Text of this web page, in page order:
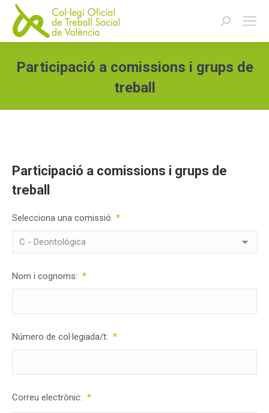
Buscar:
Participació a comissions i grups de
treball
Participació a comissions i grups de
treball
Selecciona una comissió *
Nom i cognoms: *
Número de col·legiada/t: *
Correu electrònic: *